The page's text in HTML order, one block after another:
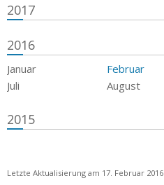
2017
2016
Januar Februar
Juli
August
2015
Letzte Aktualisierung am 17. Februar 2016